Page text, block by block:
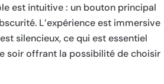
est intuitive : un bouton principal
L’expérience est immersive
silencieux, ce qui est essentiel
soir offrant la possibilité de choisir